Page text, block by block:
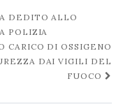
DEDITO ALLO
POLIZIA
CARICO DI OSSIGENO
DAI VIGILI DEL
FUOCO